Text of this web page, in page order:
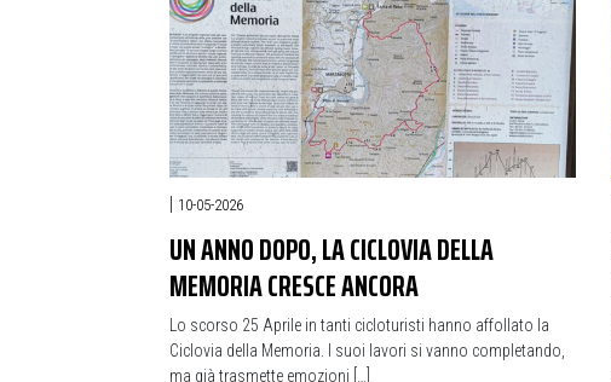
| 10-05-2026
UN ANNO DOPO, LA CICLOVIA DELLA
MEMORIA CRESCE ANCORA
Lo scorso 25 Aprile in tanti cicloturisti hanno affollato la
Ciclovia della Memoria. I suoi lavori si vanno completando,
ma già trasmette emozioni […]